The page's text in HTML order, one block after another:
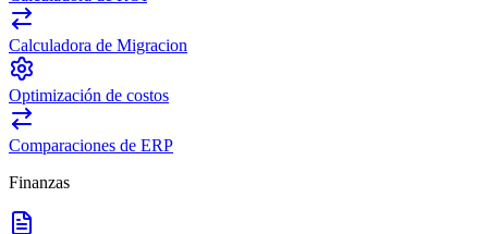
Calculadora de Migracion
Optimización de costos
Comparaciones de ERP
Finanzas